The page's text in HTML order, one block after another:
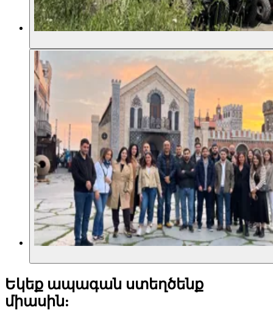
Եկեք ապագան ստեղծենք
միասին: